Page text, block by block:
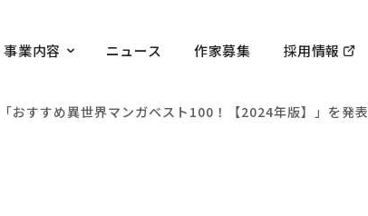
事業内容 ニュース 作家募集 採用情報
おすすめ異世界マンガベスト100！【2024年版】」を発表